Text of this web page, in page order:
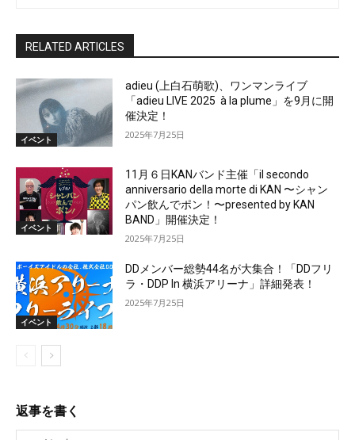
RELATED ARTICLES
イベント
adieu (上白石萌歌)、ワンマンライブ
「adieu LIVE 2025 à la plume」を9月に開
催決定！
2025年7月25日
イベント
11月６日KANバンド主催「il secondo
anniversario della morte di KAN 〜シャン
パン飲んでポン！〜presented by KAN
BAND」開催決定！
2025年7月25日
イベント
DDメンバー総勢44名が大集合！「DDフリ
ラ・DDP In 横浜アリーナ」詳細発表！
2025年7月25日
返事を書く